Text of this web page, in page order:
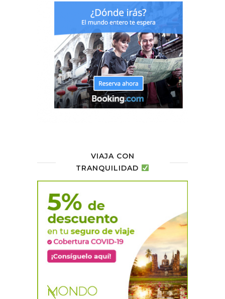
VIAJA CON
TRANQUILIDAD